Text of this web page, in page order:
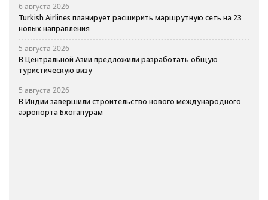
6 августа 2026
Turkish Airlines планирует расширить маршрутную сеть на 23
новых направления
5 августа 2026
В Центральной Азии предложили разработать общую
туристическую визу
5 августа 2026
В Индии завершили строительство нового международного
аэропорта Бхогапурам